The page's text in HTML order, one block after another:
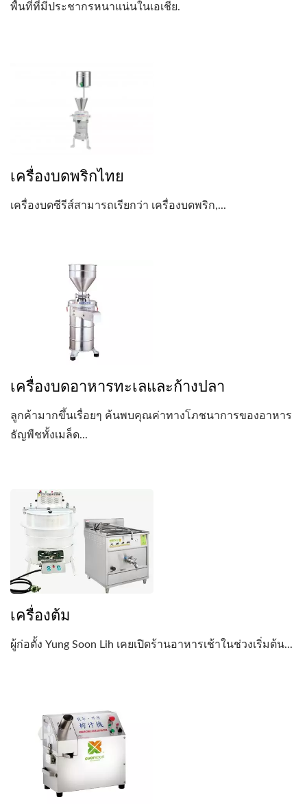
พื้นที่ที่มีประชากรหนาแน่นในเอเชีย.
เครื่องบดพริกไทย
เครื่องบดซีรีส์สามารถเรียกว่า เครื่องบดพริก,...
เครื่องบดอาหารทะเลและก้างปลา
ลูกค้ามากขึ้นเรื่อยๆ ค้นพบคุณค่าทางโภชนาการของอาหาร
ธัญพืชทั้งเมล็ด...
เครื่องต้ม
ผู้ก่อตั้ง Yung Soon Lih เคยเปิดร้านอาหารเช้าในช่วงเริ่มต้น...